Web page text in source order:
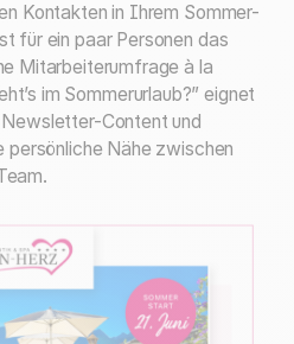
Kontakten in Ihrem Sommer-
für ein paar Personen das
Mitarbeiterumfrage à la
im Sommerurlaub?” eignet
Content und
Nähe zwischen